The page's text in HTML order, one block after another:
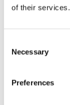
of their services.
Selection
Necessary
Preferences